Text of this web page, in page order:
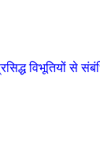
विभूतियों से